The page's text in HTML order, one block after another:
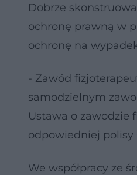
Dobrze
ochronę prawną w
ochronę na
- Zawód
samodzielnym
Ustawa o zawodzie
odpowiedniej polisy
We współpracy ze